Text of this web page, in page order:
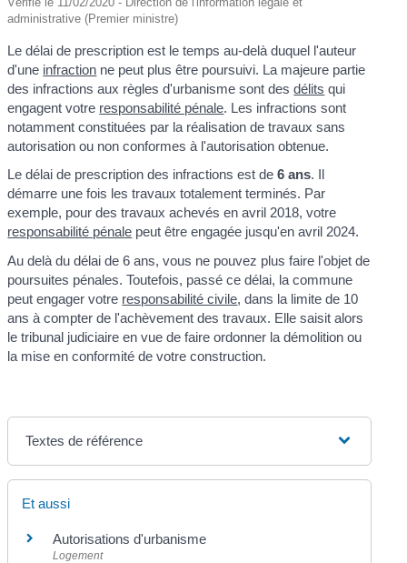
administrative (Premier ministre)
Le délai de prescription est le temps au-delà duquel l'auteur
d'une infraction ne peut plus être poursuivi. La majeure partie
des infractions aux règles d'urbanisme sont desdélits qui
engagent votre responsabilité pénale. Les infractions sont
notamment constituées par la réalisation de travaux sans
autorisation ou non conformes à l'autorisation obtenue.
Le délai de prescription des infractions est de6 ans. Il
démarre une fois les travaux totalement terminés. Par
exemple, pour des travaux achevés en avril 2018, votre
responsabilité pénale peut être engagée jusqu'en avril 2024.
Au delà du délai de 6 ans, vous ne pouvez plus faire l'objet de
poursuites pénales. Toutefois, passé ce délai, la commune
peut engager votre responsabilité civile, dans la limite de 10
ans à compter de l'achèvement des travaux. Elle saisit alors
le tribunal judiciaire en vue de faire ordonner la démolition ou
la mise en conformité de votre construction.
Textes de référence
Et aussi
Autorisations d'urbanisme
Logement